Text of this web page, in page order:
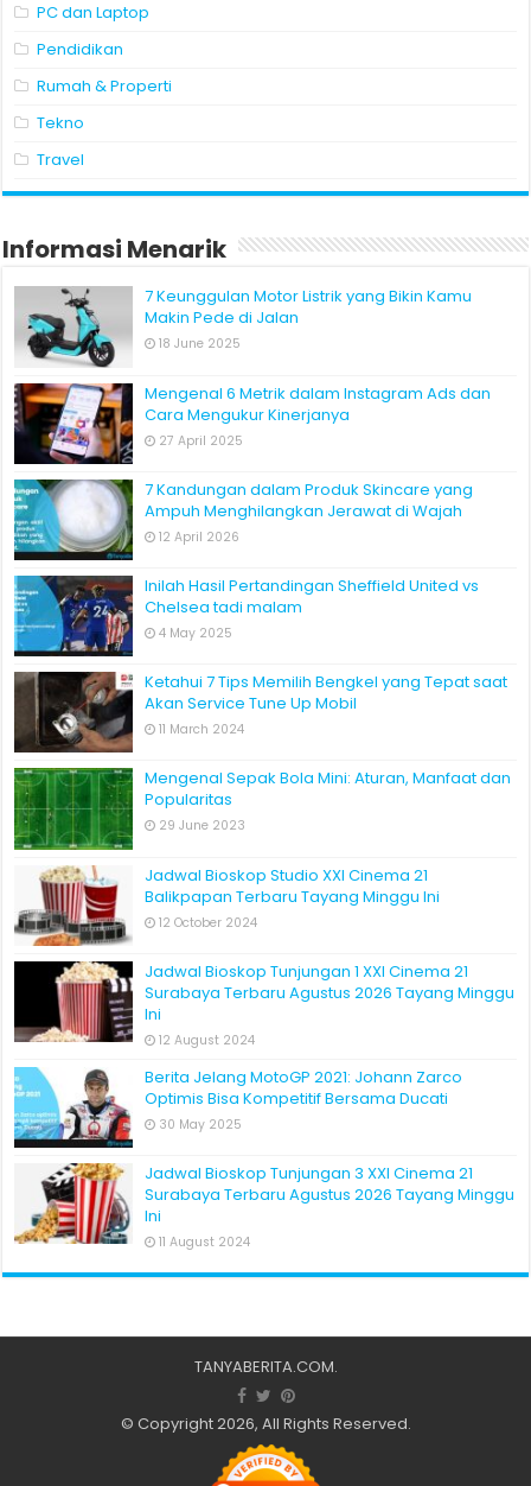
PC dan Laptop
Pendidikan
Rumah & Properti
Tekno
Travel
Informasi Menarik
7 Keunggulan Motor Listrik yang Bikin Kamu
Makin Pede di Jalan
18 June 2025
Mengenal 6 Metrik dalam Instagram Ads dan
Cara Mengukur Kinerjanya
27 April 2025
7 Kandungan dalam Produk Skincare yang
Ampuh Menghilangkan Jerawat di Wajah
12 April 2026
Inilah Hasil Pertandingan Sheffield United vs
Chelsea tadi malam
4 May 2025
Ketahui 7 Tips Memilih Bengkel yang Tepat saat
Akan Service Tune Up Mobil
11 March 2024
Mengenal Sepak Bola Mini: Aturan, Manfaat dan
Popularitas
29 June 2023
Jadwal Bioskop Studio XXI Cinema 21
Balikpapan Terbaru Tayang Minggu Ini
12 October 2024
Jadwal Bioskop Tunjungan 1 XXI Cinema 21
Surabaya Terbaru Agustus 2026 Tayang Minggu
Ini
12 August 2024
Berita Jelang MotoGP 2021: Johann Zarco
Optimis Bisa Kompetitif Bersama Ducati
30 May 2025
Jadwal Bioskop Tunjungan 3 XXI Cinema 21
Surabaya Terbaru Agustus 2026 Tayang Minggu
Ini
11 August 2024
TANYABERITA.COM.
© Copyright 2026, All Rights Reserved.